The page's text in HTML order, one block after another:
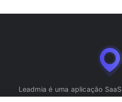
Leadmia é uma aplicação